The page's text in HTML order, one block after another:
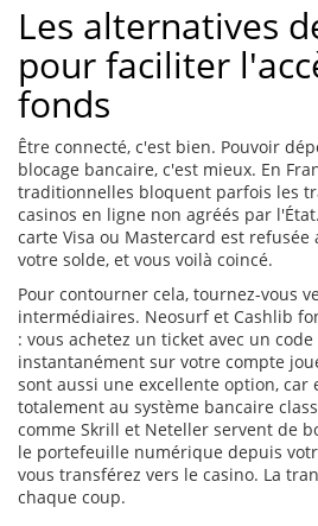
Les alternatives
pour faciliter
fonds
Être connecté, c'est bien. Pouvoir
blocage bancaire, c'est mieux. En
traditionnelles bloquent parfois les
casinos en ligne non agréés par
carte Visa ou Mastercard est
votre solde, et vous voilà coincé.
Pour contourner cela, tournez-vous
intermédiaires. Neosurf et Cashlib
: vous achetez un ticket avec un
instantanément sur votre compte
sont aussi une excellente option, car
totalement au système bancaire
comme Skrill et Neteller servent de
le portefeuille numérique depuis
vous transférez vers le casino. La
chaque coup.